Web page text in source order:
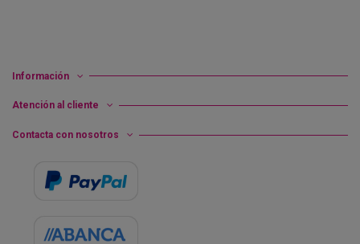
Información
Atención al cliente
Contacta con nosotros